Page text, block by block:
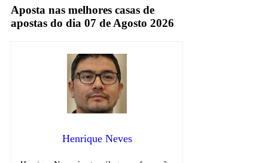
Aposta nas melhores casas de
apostas do dia 07 de Agosto 2026
Henrique Neves